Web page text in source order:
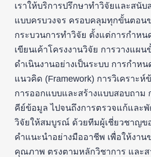
เราให้บริการปรึกษาทำวิจัยและสนับ
แบบครบวงจร ครอบคลุมทุกขั้นตอน
กระบวนการทำวิจัย ตั้งแต่การกำหน
เขียนเค้าโครงงานวิจัย การวางแผ
ดำเนินงานอย่างเป็นระบบ การกำห
แนวคิด (Framework) การวิเคราะห์
การออกแบบและสร้างแบบสอบถาม
คีย์ข้อมูล ไปจนถึงการตรวจแก้และ
วิจัยให้สมบูรณ์ ด้วยทีมผู้เชี่ยวชาญข
คำแนะนำอย่างมืออาชีพ เพื่อให้งา
คุณภาพ ตรงตามหลักวิชาการ และส